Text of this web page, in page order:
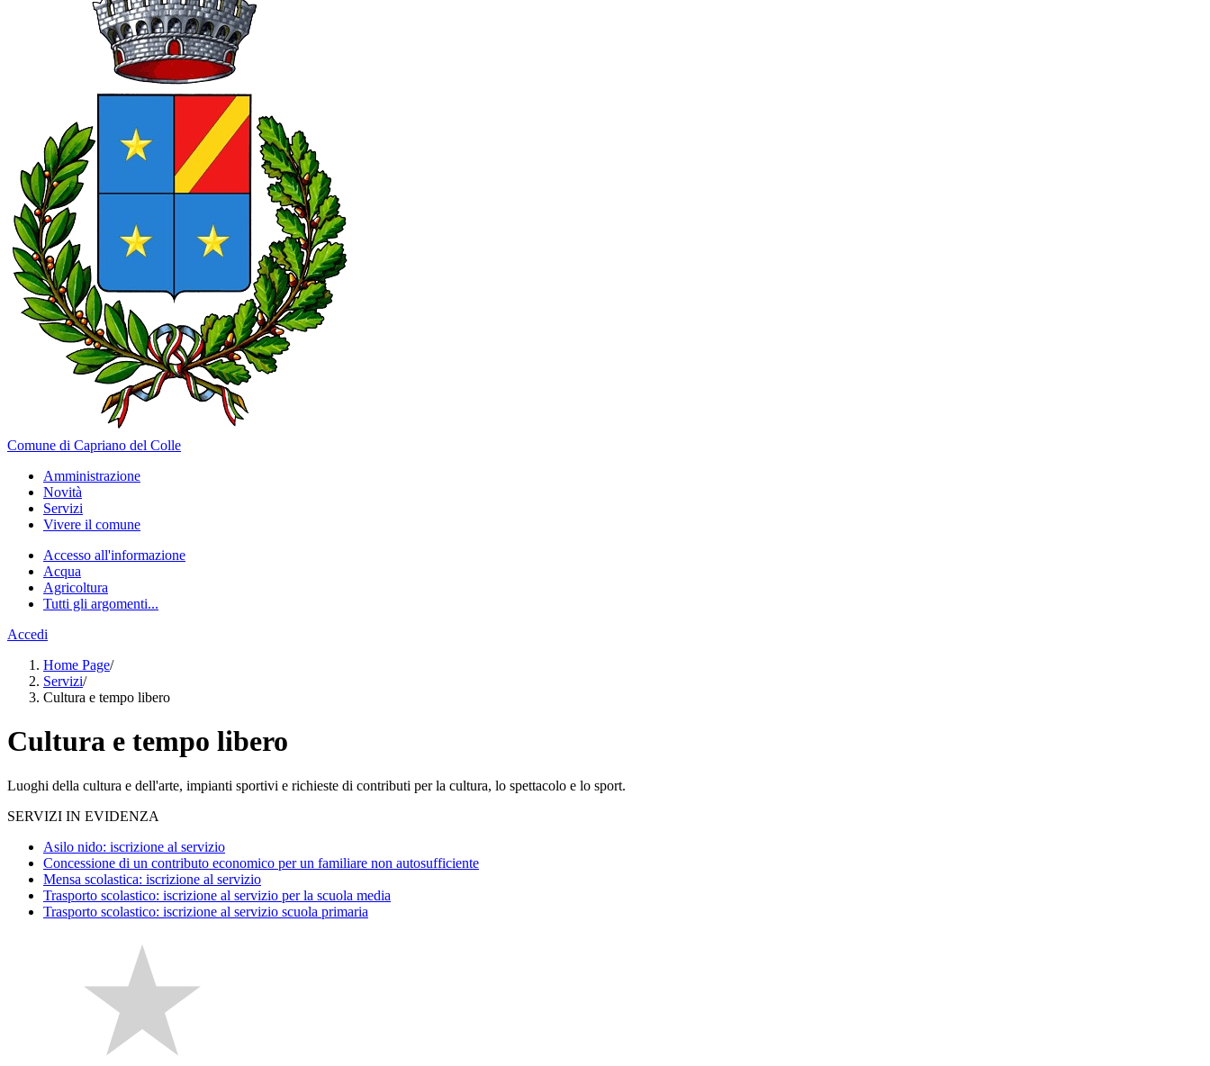
Comune di Capriano del Colle
Amministrazione
Novità
Servizi
Vivere il comune
Accesso all'informazione
Acqua
Agricoltura
Tutti gli argomenti...
Accedi
Home Page/
Servizi/
Cultura e tempo libero
Cultura e tempo libero
Luoghi della cultura e dell'arte, impianti sportivi e richieste di contributi per la cultura, lo spettacolo e lo sport.
SERVIZI IN EVIDENZA
Asilo nido: iscrizione al servizio
Concessione di un contributo economico per un familiare non autosufficiente
Mensa scolastica: iscrizione al servizio
Trasporto scolastico: iscrizione al servizio per la scuola media
Trasporto scolastico: iscrizione al servizio scuola primaria